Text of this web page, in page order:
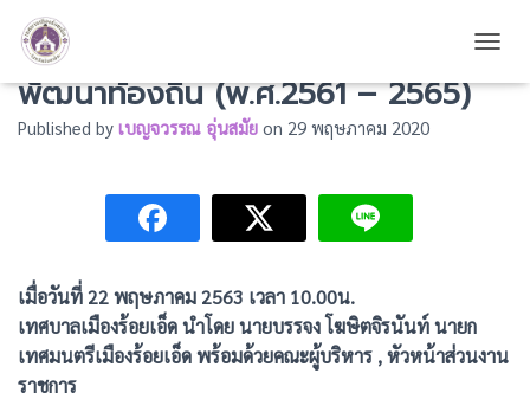
เข้าร่วมประชุมการพิจารณาร่างแผน
พัฒนาท้องถิ่น (พ.ศ.2561 – 2565)
Published by เบญจวรรณ อุ่นสมัย on 29 พฤษภาคม 2020
เมื่อวันที่ 22 พฤษภาคม 2563 เวลา 10.00น.
เทศบาลเมืองร้อยเอ็ด นำโดย นายบรรจง โฆษิตจิรนันท์ นายก
เทศมนตรีเมืองร้อยเอ็ด พร้อมด้วยคณะผู้บริหาร , หัวหน้าส่วนงาน
ราชการ